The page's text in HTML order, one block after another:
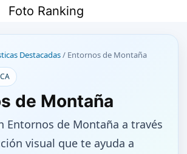
Foto Ranking
Destacadas/ Entornos de Montaña
de Montaña
Entornos de Montaña a través
visual que te ayuda a